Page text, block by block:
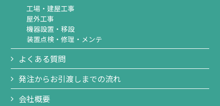
工場・建屋工事
屋外工事
機器設置・移設
装置点検・修理・メンテ
よくある質問
発注からお引渡しまでの流れ
会社概要